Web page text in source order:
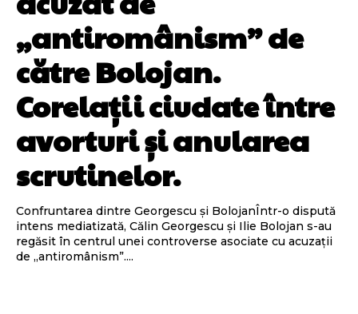
„antiromânism” de
către Bolojan.
Corelații ciudate între
avorturi și anularea
scrutinelor.
Confruntarea dintre Georgescu și BolojanÎntr-o dispută
intens mediatizată, Călin Georgescu și Ilie Bolojan s-au
regăsit în centrul unei controverse asociate cu acuzații
de „antiromânism”....